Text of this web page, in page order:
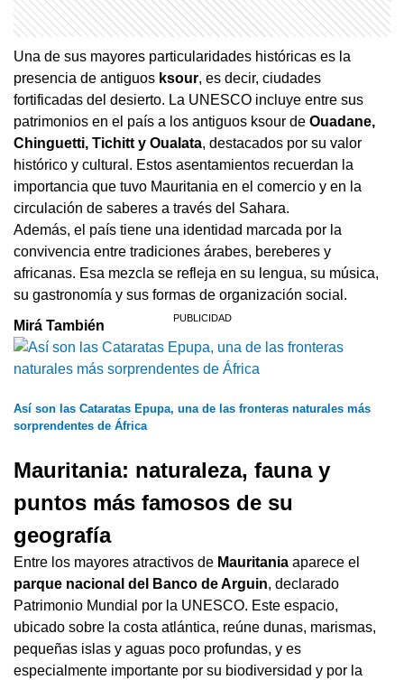
Una de sus mayores particularidades históricas es la
presencia de antiguos ksour, es decir, ciudades
fortificadas del desierto. La UNESCO incluye entre sus
patrimonios en el país a los antiguos ksour de Ouadane,
Chinguetti, Tichitt y Oualata, destacados por su valor
histórico y cultural. Estos asentamientos recuerdan la
importancia que tuvo Mauritania en el comercio y en la
circulación de saberes a través del Sahara.
Además, el país tiene una identidad marcada por la
convivencia entre tradiciones árabes, bereberes y
africanas. Esa mezcla se refleja en su lengua, su música,
su gastronomía y sus formas de organización social.
Mirá También
Así son las Cataratas Epupa, una de las fronteras naturales más
sorprendentes de África
Mauritania: naturaleza, fauna y
puntos más famosos de su
geografía
Entre los mayores atractivos de Mauritania aparece el
parque nacional del Banco de Arguin, declarado
Patrimonio Mundial por la UNESCO. Este espacio,
ubicado sobre la costa atlántica, reúne dunas, marismas,
pequeñas islas y aguas poco profundas, y es
especialmente importante por su biodiversidad y por la